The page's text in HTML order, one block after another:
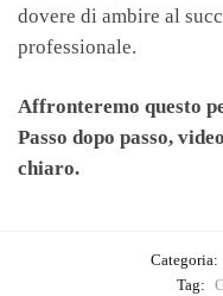
dovere di ambire al
professionale.
Affronteremo questo
Passo dopo passo,
chiaro.
Categoria:
Tag: